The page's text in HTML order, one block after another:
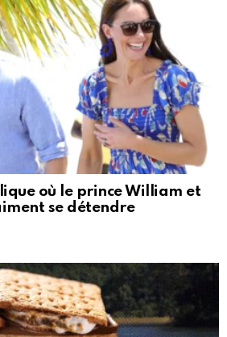
où le prince William et
se détendre